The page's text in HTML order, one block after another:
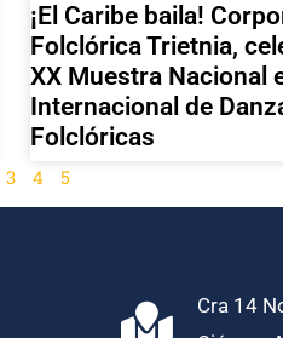
¡El Caribe baila!
Folclórica Trietnia,
XX Muestra Nacional
Internacional de
Folclóricas
3 4 5
Cra 14